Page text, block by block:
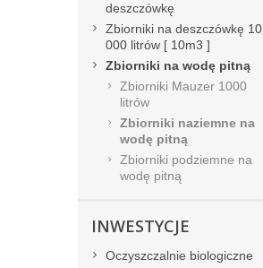
deszczówkę
Zbiorniki na deszczówkę 10
000 litrów [ 10m3 ]
Zbiorniki na wodę pitną
Zbiorniki Mauzer 1000
litrów
Zbiorniki naziemne na
wodę pitną
Zbiorniki podziemne na
wodę pitną
INWESTYCJE
Oczyszczalnie biologiczne